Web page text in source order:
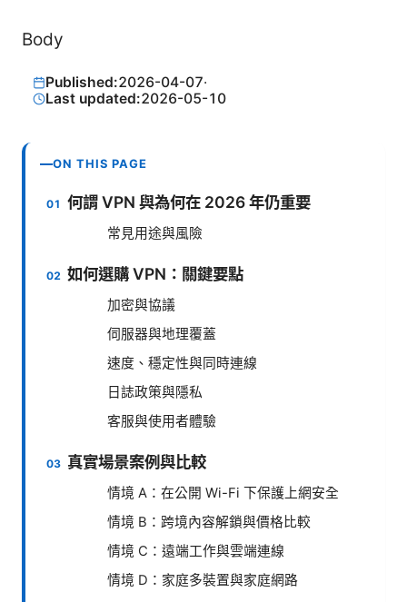
Body
Published:2026-04-07·
Last updated:2026-05-10
ON THIS PAGE
何謂 VPN 與為何在 2026 年仍重要
常見用途與風險
如何選購 VPN：關鍵要點
加密與協議
伺服器與地理覆蓋
速度、穩定性與同時連線
日誌政策與隱私
客服與使用者體驗
真實場景案例與比較
情境 A：在公開 Wi-Fi 下保護上網安全
情境 B：跨境內容解鎖與價格比較
情境 C：遠端工作與雲端連線
情境 D：家庭多裝置與家庭網路